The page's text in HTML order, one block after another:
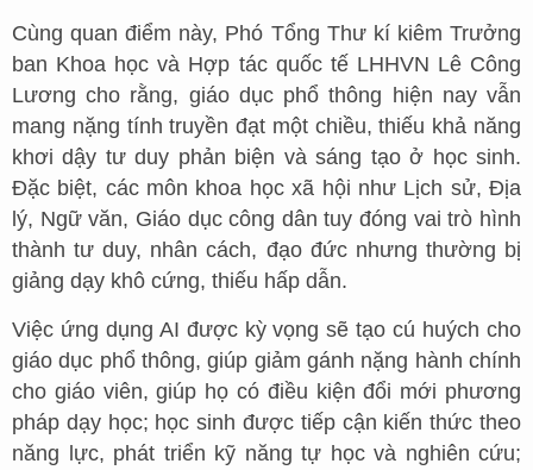
Cùng quan điểm này, Phó Tổng Thư kí kiêm Trưởng
ban Khoa học và Hợp tác quốc tế LHHVN Lê Công
Lương cho rằng, giáo dục phổ thông hiện nay vẫn
mang nặng tính truyền đạt một chiều, thiếu khả năng
khơi dậy tư duy phản biện và sáng tạo ở học sinh.
Đặc biệt, các môn khoa học xã hội như Lịch sử, Địa
lý, Ngữ văn, Giáo dục công dân tuy đóng vai trò hình
thành tư duy, nhân cách, đạo đức nhưng thường bị
giảng dạy khô cứng, thiếu hấp dẫn.
Việc ứng dụng AI được kỳ vọng sẽ tạo cú huých cho
giáo dục phổ thông, giúp giảm gánh nặng hành chính
cho giáo viên, giúp họ có điều kiện đổi mới phương
pháp dạy học; học sinh được tiếp cận kiến thức theo
năng lực, phát triển kỹ năng tự học và nghiên cứu;